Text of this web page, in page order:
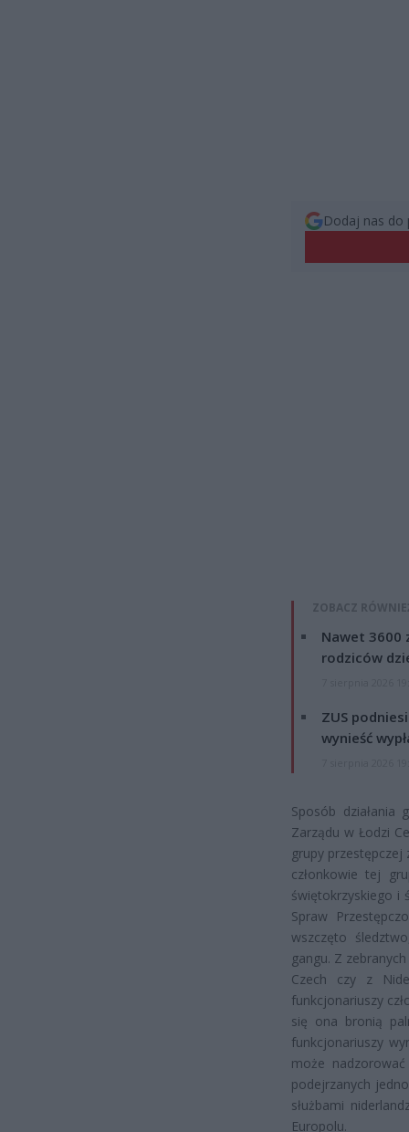
Dodaj nas do
ZOBACZ
Nawet 3600
rodziców
ZUS
wynieść
Sposób
Zarządu w Łodzi
grupy
członkowie tej
świętokrzyskiego i
Spraw
wszczęto
gangu. Z
Czech czy z
funkcjonariuszy
się ona bronią
funkcjonariuszy
może
podejrzanych
służbami
Europolu.